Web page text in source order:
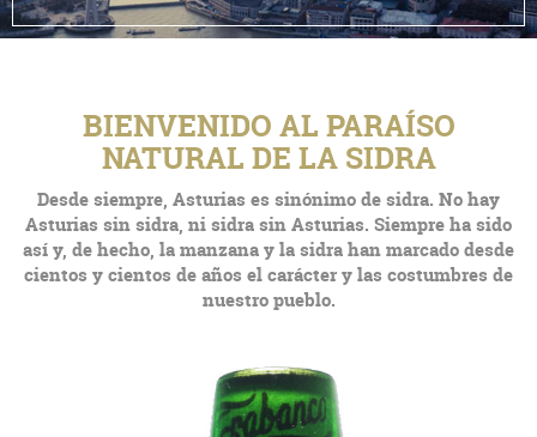
BIENVENIDO AL PARAÍSO
NATURAL DE LA SIDRA
Desde siempre, Asturias es sinónimo de sidra. No hay
Asturias sin sidra, ni sidra sin Asturias. Siempre ha sido
así y, de hecho, la manzana y la sidra han marcado desde
cientos y cientos de años el carácter y las costumbres de
nuestro pueblo.